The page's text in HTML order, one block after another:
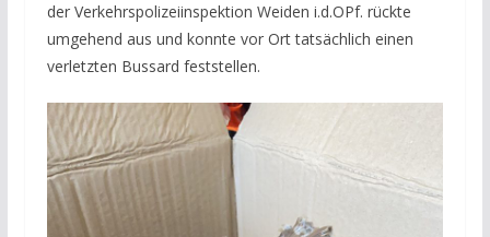
der Verkehrspolizeiinspektion Weiden i.d.OPf. rückte
umgehend aus und konnte vor Ort tatsächlich einen
verletzten Bussard feststellen.